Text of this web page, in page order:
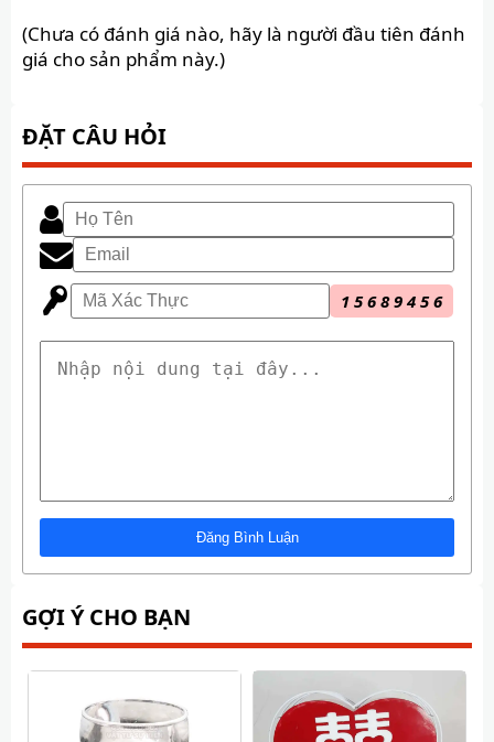
(Chưa có đánh giá nào, hãy là người đầu tiên đánh
giá cho sản phẩm này.)
ĐẶT CÂU HỎI
1 5 6 8 9 4 5 6
GỢI Ý CHO BẠN